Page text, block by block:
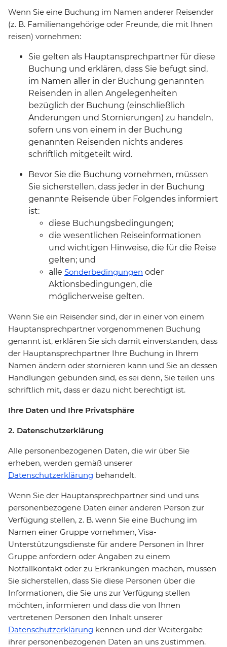
Wenn Sie eine Buchung im Namen anderer Reisender
(z. B. Familienangehörige oder Freunde, die mit Ihnen
reisen) vornehmen:
Sie gelten als Hauptansprechpartner für diese
Buchung und erklären, dass Sie befugt sind,
im Namen aller in der Buchung genannten
Reisenden in allen Angelegenheiten
bezüglich der Buchung (einschließlich
Änderungen und Stornierungen) zu handeln,
sofern uns von einem in der Buchung
genannten Reisenden nichts anderes
schriftlich mitgeteilt wird.
Bevor Sie die Buchung vornehmen, müssen
Sie sicherstellen, dass jeder in der Buchung
genannte Reisende über Folgendes informiert
ist:
diese Buchungsbedingungen;
die wesentlichen Reiseinformationen
und wichtigen Hinweise, die für die Reise
gelten; und
alle Sonderbedingungen oder
Aktionsbedingungen, die
möglicherweise gelten.
Wenn Sie ein Reisender sind, der in einer von einem
Hauptansprechpartner vorgenommenen Buchung
genannt ist, erklären Sie sich damit einverstanden, dass
der Hauptansprechpartner Ihre Buchung in Ihrem
Namen ändern oder stornieren kann und Sie an dessen
Handlungen gebunden sind, es sei denn, Sie teilen uns
schriftlich mit, dass er dazu nicht berechtigt ist.
Ihre Daten und Ihre Privatsphäre
2. Datenschutzerklärung
Alle personenbezogenen Daten, die wir über Sie
erheben, werden gemäß unserer
Datenschutzerklärung behandelt.
Wenn Sie der Hauptansprechpartner sind und uns
personenbezogene Daten einer anderen Person zur
Verfügung stellen, z. B. wenn Sie eine Buchung im
Namen einer Gruppe vornehmen, Visa-
Unterstützungsdienste für andere Personen in Ihrer
Gruppe anfordern oder Angaben zu einem
Notfallkontakt oder zu Erkrankungen machen, müssen
Sie sicherstellen, dass Sie diese Personen über die
Informationen, die Sie uns zur Verfügung stellen
möchten, informieren und dass die von Ihnen
vertretenen Personen den Inhalt unserer
Datenschutzerklärung kennen und der Weitergabe
ihrer personenbezogenen Daten an uns zustimmen.